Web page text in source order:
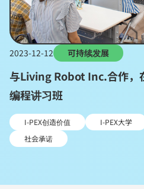
2023-12-12 可持续发展
与Living Robot Inc.合作，
编程讲习班
I-PEX创造价值 I-PEX大学
社会承诺